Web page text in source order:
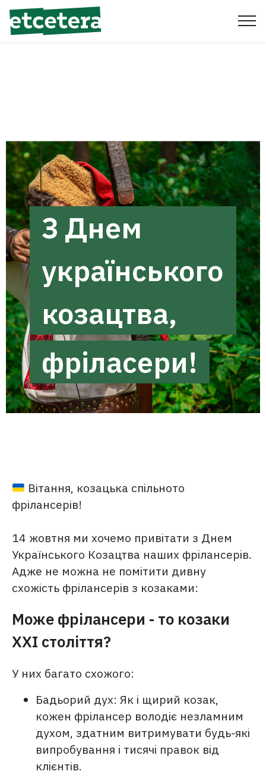
З Днем
українського
козацтва,
фріласери!
Вітання, козацька спільното
фрілансерів!
14 жовтня ми хочемо привітати з Днем
Українського Козацтва наших фрілансерів.
Адже не можна не помітити дивну
схожість фрілансерів з козаками:
Може фрілансери - то козаки
XXI століття?
У них багато схожого:
Бадьорий дух: Як і щирий козак,
кожен фрілансер володіє незламним
духом, здатним витримувати будь-які
випробування і тисячі правок від
клієнтів.